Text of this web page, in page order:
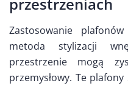
przestrzeniach
Zastosowanie
metoda stylizacji
przestrzenie mogą
przemysłowy. Te